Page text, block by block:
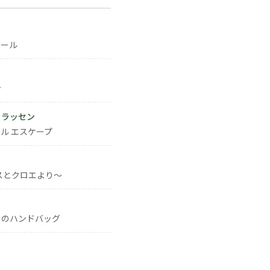
ル
ッセン
エスケープ
クロエより～
ハンドバッグ